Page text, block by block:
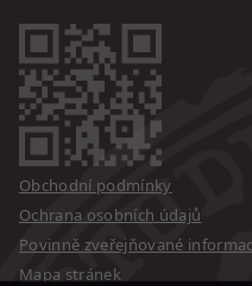
Obchodní podmínky
Ochrana osobních údajů
Povinně zveřejňované
Mapa stránek